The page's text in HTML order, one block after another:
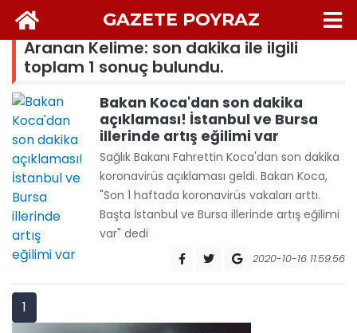
GAZETE POYRAZ
Aranan Kelime: son dakika ile ilgili
toplam 1 sonuç bulundu.
Bakan Koca'dan son dakika
açıklaması! İstanbul ve Bursa
illerinde artış eğilimi var
Sağlık Bakanı Fahrettin Koca'dan son dakika
koronavirüs açıklaması geldi. Bakan Koca,
"Son 1 haftada koronavirüs vakaları arttı.
Başta İstanbul ve Bursa illerinde artış eğilimi
var" dedi
2020-10-16 11:59:56
1